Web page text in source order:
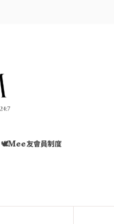
🕊️Mee友會員制度